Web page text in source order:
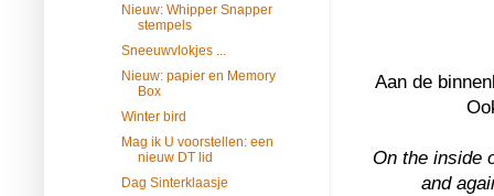
Aan de
On the inside
and
Nieuw: Whipper Snapper
stempels
Sneeuwvlokjes ...
Nieuw: papier en Memory
Box
Winter bird
Mag ik U voorstellen: een
nieuw DT lid
Dag Sinterklaasje